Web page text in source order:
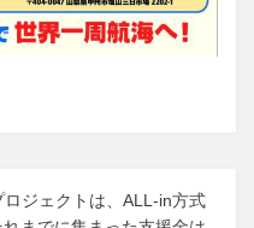
ロジェクトは、ALL-in方式